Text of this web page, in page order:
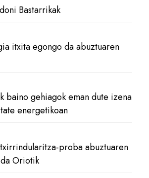
Bastarrikak
itxita egongo da abuztuaren
baino gehiagok eman dute izena
energetikoan
proba abuztuaren
Oriotik